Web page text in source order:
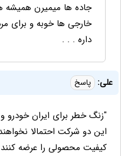
جاده ها میمیرن همیشه
خارجی ها خوبه و برای
داره . . .
علی: پاسخ
"زنگ خطر برای ایران خودرو
این دو شرکت احتمالا
کیفیت محصولی را عرضه کنند